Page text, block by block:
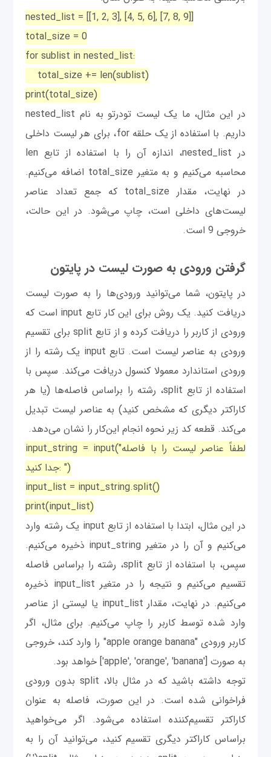
nested_list = [[1, 2, 3], [4, 5, 6], [7, 8, 9]]
total_size = 0
for sublist in nested_list:
total_size += len(sublist)
print(total_size)
در این مثال، ما یک لیست تودرتو به نام nested_list
داریم. با استفاده از یک حلقه for، برای هر لیست داخلی
در nested_list، اندازه آن را با استفاده از تابع len
محاسبه می‌کنیم و به متغیر total_size اضافه می‌کنیم.
در نهایت، مقدار total_size که جمع تعداد عناصر
لیست‌های داخلی است، چاپ می‌شود. در این حالت،
خروجی 9 است.
گرفتن ورودی به صورت لیست در پایتون
در پایتون، شما می‌توانید ورودی‌ها را به صورت لیست
دریافت کنید. یک روش برای این کار تابع input است که
ورودی از کاربر را دریافت کرده و از تابع split برای تقسیم
ورودی به عناصر لیست است. تابع input یک رشته را از
ورودی استاندارد معمولا کنسول دریافت می‌کند. سپس با
استفاده از تابع split، رشته را براساس فاصله‌ها (یا هر
کاراکتر دیگری که مشخص کنید) به عناصر لیست تبدیل
می‌کند. قطعه کد زیر نحوه انجام این‌کار را نشان می‌دهد.
input_string = input("لطفاً عناصر لیست را با فاصله
جدا کنید: ")
input_list = input_string.split()
print(input_list)
در این مثال، ابتدا با استفاده از تابع input یک رشته وارد
می‌کنیم و آن را در متغیر input_string ذخیره می‌کنیم.
سپس، با استفاده از تابع split، رشته را براساس فاصله
تقسیم می‌کنیم و نتیجه را در متغیر input_list ذخیره
می‌کنیم. در نهایت، مقدار input_list یا لیستی از عناصر
وارد شده توسط کاربر را چاپ می‌کنیم. برای مثال، اگر
کاربر ورودی "apple orange banana" را وارد کند، خروجی
به صورت ['apple', 'orange', 'banana'] خواهد بود.
توجه داشته باشید که در مثال بالا، split بدون ورودی
فراخوانی شده است. در این صورت، فاصله به عنوان
کاراکتر تقسیم‌کننده استفاده می‌شود. اگر می‌خواهید
براساس کاراکتر دیگری تقسیم کنید، می‌توانید آن را به